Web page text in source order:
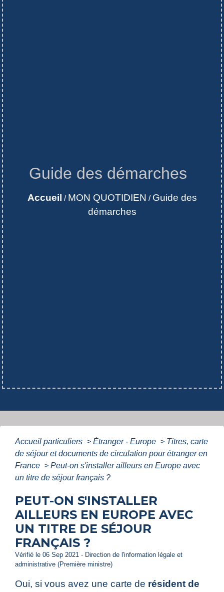
Guide des démarches
Accueil / MON QUOTIDIEN / Guide des
démarches
Accueil particuliers > Étranger - Europe > Titres, carte
de séjour et documents de circulation pour étranger en
France > Peut-on s'installer ailleurs en Europe avec
un titre de séjour français ?
PEUT-ON S'INSTALLER
AILLEURS EN EUROPE AVEC
UN TITRE DE SÉJOUR
FRANÇAIS ?
Vérifié le 06 Sep 2021 - Direction de l'information légale et
administrative (Première ministre)
Oui, si vous avez une carte de résident de